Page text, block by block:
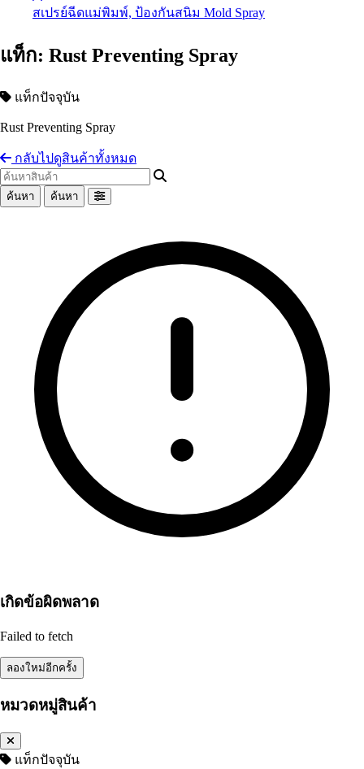
น้ำมัน EDMน้ำมันสปาร์ค
น้ำมันปั๊มลมAir Compressor Oil
น้ำมันห้องเย็น
อื่นๆ Others
น้ำมันเครื่องดีเซลDiesel Engine Oil
น้ำมันเบรกBrake Fluid
อื่นๆ Others
สเปรย์ฉีดแม่พิมพ์, ป้องกันสนิม Mold Spray
แท็ก: Rust Preventing Spray
แท็กปัจจุบัน
Rust Preventing Spray
กลับไปดูสินค้าทั้งหมด
ค้นหา ค้นหา
เกิดข้อผิดพลาด
Failed to fetch
ลองใหม่อีกครั้ง
หมวดหมู่สินค้า
แท็กปัจจุบัน